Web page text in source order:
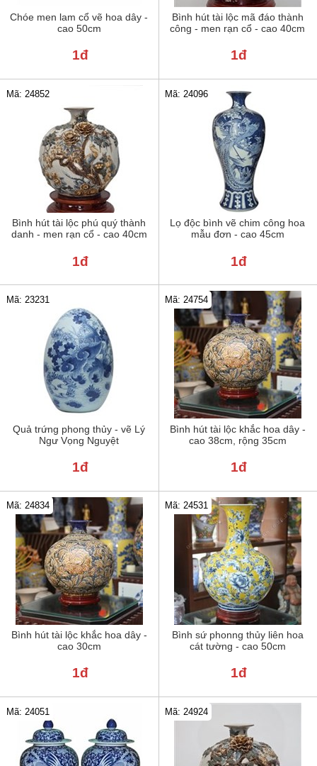
Chóe men lam cổ vẽ hoa dây -
cao 50cm
1đ
Bình hút tài lộc mã đáo thành
công - men rạn cổ - cao 40cm
1đ
Bình hút tài lộc phú quý thành
danh - men rạn cổ - cao 40cm
Mã: 24852
1đ
Lọ độc bình vẽ chim công hoa
mẫu đơn - cao 45cm
Mã: 24096
1đ
Quả trứng phong thủy - vẽ Lý
Ngư Vọng Nguyệt
Mã: 23231
1đ
Bình hút tài lộc khắc hoa dây -
cao 38cm, rộng 35cm
Mã: 24754
1đ
Bình hút tài lộc khắc hoa dây -
cao 30cm
Mã: 24834
1đ
Bình sứ phonng thủy liên hoa
cát tường - cao 50cm
Mã: 24531
1đ
Mã: 24051 Mã: 24924